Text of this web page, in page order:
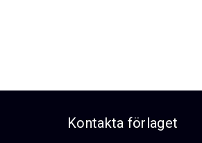
Kontakta förlaget